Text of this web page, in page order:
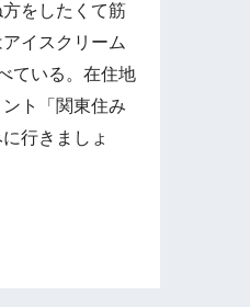
をしたくて筋
イスクリーム
ている。在住地
ト「関東住み
行きましょ